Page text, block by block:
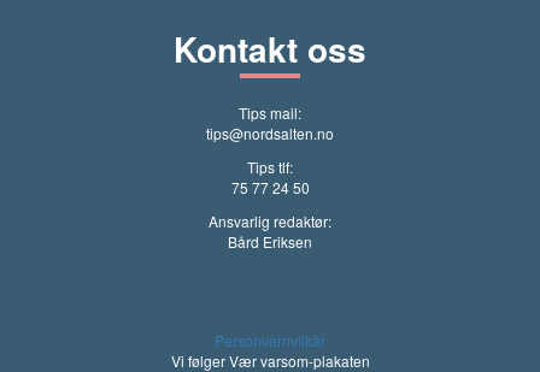
Kontakt oss
Tips mail:
tips@nordsalten.no
Tips tlf:
75 77 24 50
Ansvarlig redaktør:
Bård Eriksen
Personvernvilkår
Vi følger Vær varsom-plakaten